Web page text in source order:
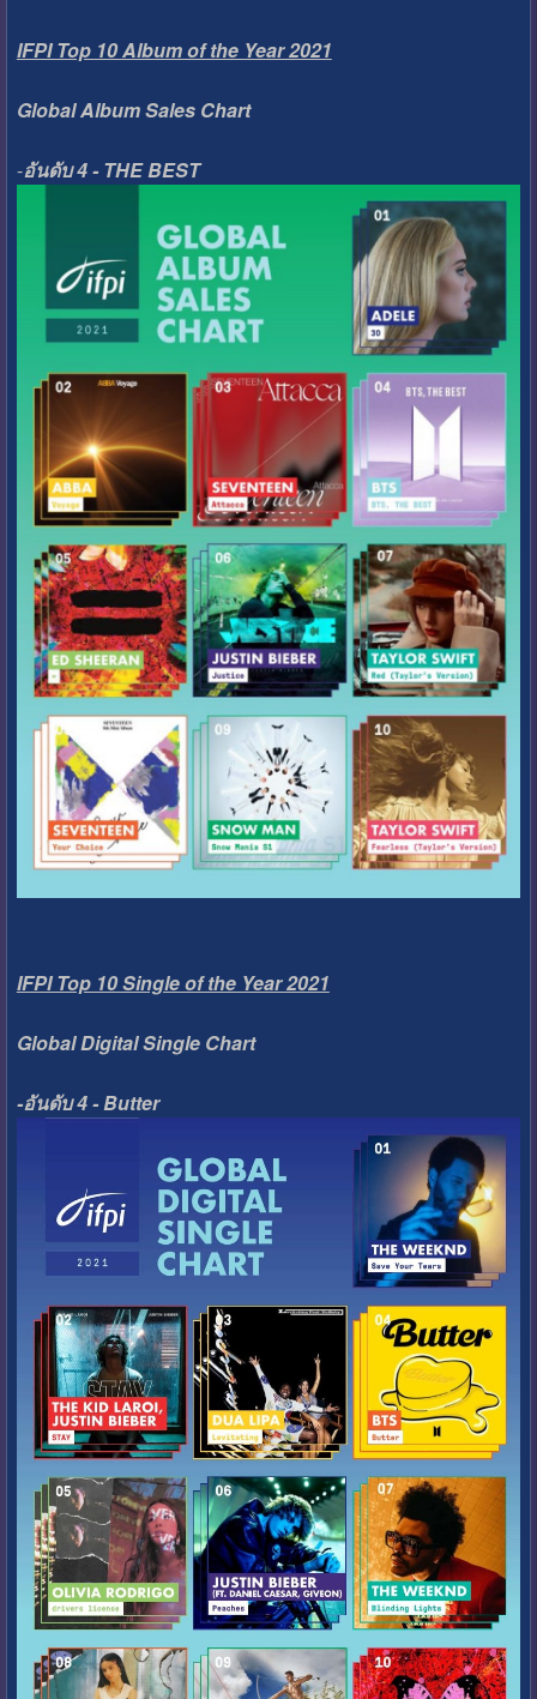
IFPI Top 10 Album of the Year 2021
Global Album Sales Chart
-อันดับ 4 - THE BEST
IFPI Top 10 Single of the Year 2021
Global Digital Single Chart
-อันดับ 4 - Butter